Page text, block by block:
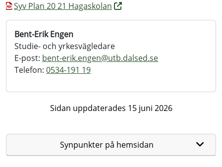
Syv Plan 20 21 Hagaskolan
Bent-Erik Engen
Studie- och yrkesvägledare
E-post: bent-erik.engen@utb.dalsed.se
Telefon: 0534-191 19
Sidan uppdaterades 15 juni 2026
Synpunkter på hemsidan